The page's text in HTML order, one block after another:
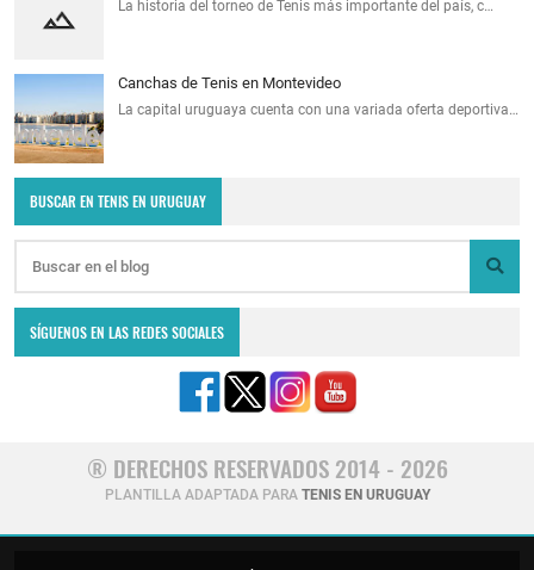
La historia del torneo de Tenis más importante del país, c…
Canchas de Tenis en Montevideo
La capital uruguaya cuenta con una variada oferta deportiva…
BUSCAR EN TENIS EN URUGUAY
SÍGUENOS EN LAS REDES SOCIALES
® DERECHOS RESERVADOS 2014 - 2026
PLANTILLA ADAPTADA PARA TENIS EN URUGUAY